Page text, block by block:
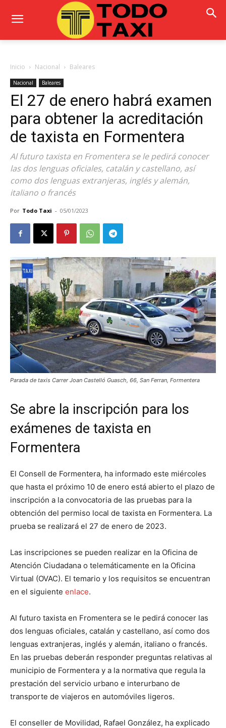
Inicio Nacional Baleares
Nacional Baleares
El 27 de enero habrá examen
para obtener la acreditación
de taxista en Formentera
Al futuro taxista en Fromentera se le pedirá conocer
las dos lenguas oficiales, catalán y castellano, así
como dos lenguas extranjeras, inglés y alemán,
italiano o francés
Por Todo Taxi - 05/01/2023
Parada de taxis Carrer Joan Castelló Guasch, 66, San Ferran, Formentera
Se abre la inscripción para los
exámenes de taxista en
Formentera
El Consell de Formentera, ha informado este miércoles
que hasta el próximo 10 de enero está abierto el plazo de
inscripción a la convocatoria de las pruebas para la
obtención del permiso local de taxista en Formentera. La
prueba se realizará el 27 de enero de 2023.
Las inscripciones se pueden realizar en la Oficina de
Atención Ciudadana o telemáticamente en la Oficina
Virtual (OVAC). El temario y los requisitos se encuentran
en el siguiente enlace.
Al futuro taxista en Fromentera se le pedirá conocer las
dos lenguas oficiales, catalán y castellano, así como dos
lenguas extranjeras, inglés y alemán, italiano o francés.
En las pruebas deberán responder preguntas relativas al
municipio de Formentera y a la normativa que regula la
prestación del servicio urbano e interurbano de
transporte de viajeros en automóviles ligeros.
El conseller de Movilidad, Rafael González, ha explicado